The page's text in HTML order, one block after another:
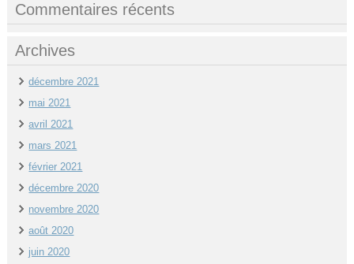
Commentaires récents
Archives
décembre 2021
mai 2021
avril 2021
mars 2021
février 2021
décembre 2020
novembre 2020
août 2020
juin 2020